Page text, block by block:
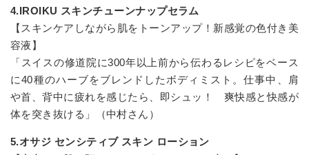
4.IROIKU スキンチューンナップセラム
【スキンケアしながら肌をトーンアップ！新感覚の色付き美
容液】
「スイスの修道院に300年以上前から伝わるレシピをベース
に40種のハーブをブレンドしたボディミスト。仕事中、肩
や首、背中に疲れを感じたら、即シュッ！ 爽快感と快感が
体を突き抜ける」（中村さん）
5.オサジ センシティブ スキン ローション